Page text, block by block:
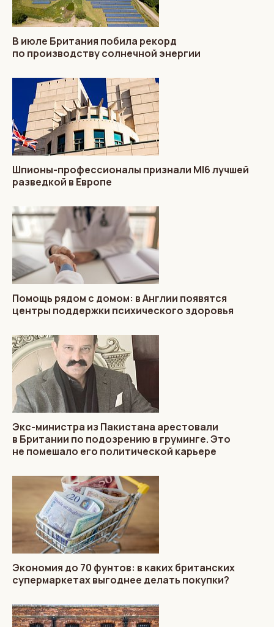
В июле Британия побила рекорд
по производству солнечной энергии
Шпионы-профессионалы признали MI6 лучшей
разведкой в Европе
Помощь рядом с домом: в Англии появятся
центры поддержки психического здоровья
Экс-министра из Пакистана арестовали
в Британии по подозрению в груминге. Это
не помешало его политической карьере
Экономия до 70 фунтов: в каких британских
супермаркетах выгоднее делать покупки?